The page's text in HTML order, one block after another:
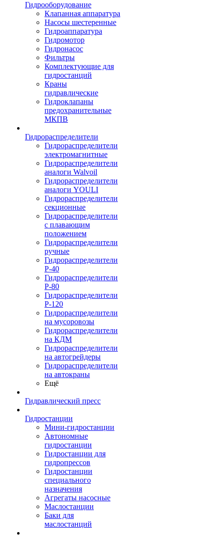
Гидрооборудование
Клапанная аппаратура
Насосы шестеренные
Гидроаппаратура
Гидромотор
Гидронасос
Фильтры
Комплектующие для
гидростанций
Краны
гидравлические
Гидроклапаны
предохранительные
МКПВ
Гидрораспределители
Гидрораспределители
электромагнитные
Гидрораспределители
аналоги Walvoil
Гидрораспределители
аналоги YOULI
Гидрораспределители
секционные
Гидрораспределители
с плавающим
положением
Гидрораспределители
ручные
Гидрораспределители
Р-40
Гидрораспределители
Р-80
Гидрораспределители
Р-120
Гидрораспределители
на мусоровозы
Гидрораспределители
на КДМ
Гидрораспределители
на автогрейдеры
Гидрораспределители
на автокраны
Ещё
Гидравлический пресс
Гидростанции
Мини-гидростанции
Автономные
гидростанции
Гидростанции для
гидропрессов
Гидростанции
специального
назначения
Агрегаты насосные
Маслостанции
Баки для
маслостанций